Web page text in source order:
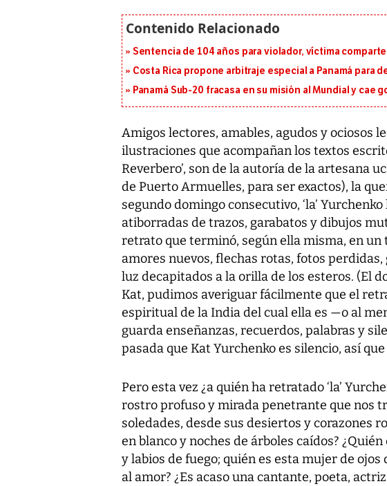
Sentencia de 104 años para violador, víctima
Costa Rica propone arbitraje especial a Panamá para
Panamá Sub-20 fracasa en su misión al Mundial y cae
Amigos lectores, amables, agudos y ociosos
ilustraciones que acompañan los textos
Reverbero’, son de la autoría de la artesana
de Puerto Armuelles, para ser exactos), la
segundo domingo consecutivo, ‘la’
atiborradas de trazos, garabatos y dibujos
retrato que terminó, según ella misma, en
amores nuevos, flechas rotas, fotos
luz decapitados a la orilla de los esteros. (El
Kat, pudimos averiguar fácilmente que el
espiritual de la India del cual ella es —o al
guarda enseñanzas, recuerdos, palabras y
pasada que Kat Yurchenko es silencio, así
Pero esta vez ¿a quién ha retratado ‘la’
rostro profuso y mirada penetrante que nos
soledades, desde sus desiertos y corazones
en blanco y noches de árboles caídos?
y labios de fuego; quién es esta mujer de
al amor? ¿Es acaso una cantante, poeta,